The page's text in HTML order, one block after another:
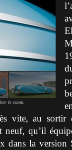
le zoom.
vite, au sortir
neuf, qu’il
dans la version